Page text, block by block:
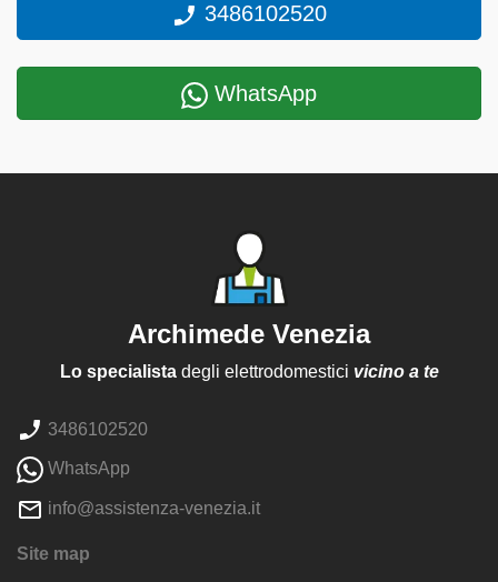
3486102520
WhatsApp
Archimede Venezia
Lo specialistadegli elettrodomestici vicino a te
3486102520
WhatsApp
info@assistenza-venezia.it
Site map